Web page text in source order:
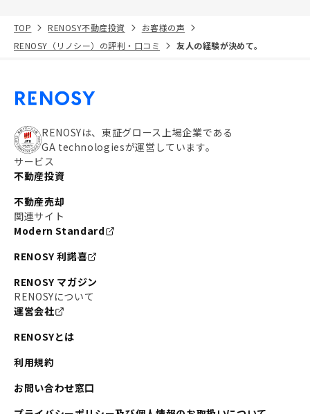
TOP RENOSY不動産投資
お客様の声
RENOSY（リノシー）の評判・口コミ
友人の経験が決めて。
RENOSYは、東証グロース上場企業である
GA technologiesが運営しています。
サービス
不動産投資
不動産売却
関連サイト
Modern Standard
RENOSY 利諾喜
RENOSY マガジン
RENOSYについて
運営会社
RENOSYとは
利用規約
お問い合わせ窓口